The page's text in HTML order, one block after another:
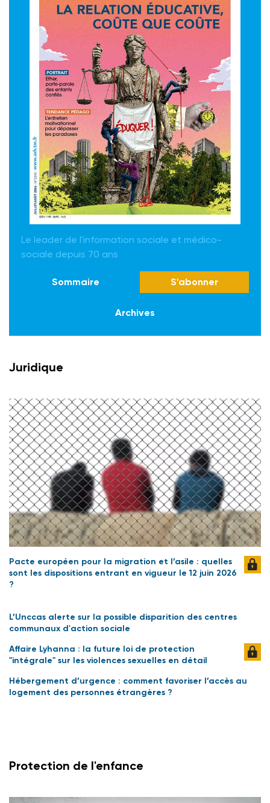
Le leader de l'information sociale et médico-
sociale depuis 70 ans
Sommaire S'abonner
Archives
Juridique
Pacte européen pour la migration et l’asile : quelles
sont les dispositions entrant en vigueur le 12 juin 2026
?
L’Unccas alerte sur la possible disparition des centres
communaux d'action sociale
Affaire Lyhanna : la future loi de protection
"intégrale" sur les violences sexuelles en détail
Hébergement d’urgence : comment favoriser l’accès au
logement des personnes étrangères ?
Protection de l'enfance